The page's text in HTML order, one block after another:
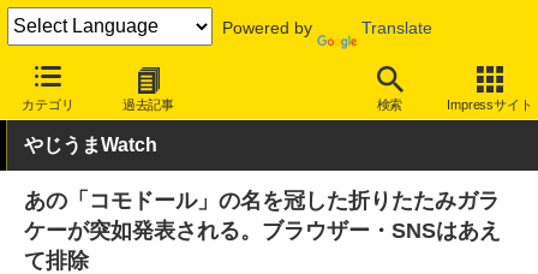
Powered by Translate
カテゴリ 過去記事 検索 Impressサイト
INTERNET Watch ハードウェア モバイル端末
やじうまWatch
あの「コモドール」の名を冠した折りたたみガラ
ケーが突如発表される。ブラウザー・SNSはあえ
て排除